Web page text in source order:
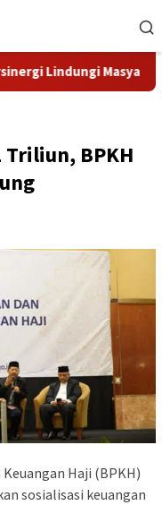
Masyarakat dari
Triliun, BPKH
Haji (BPKH)
sosialisasi keuangan